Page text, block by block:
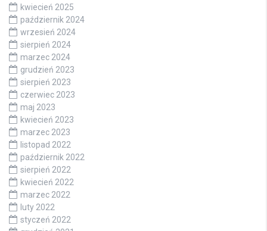
kwiecień 2025
październik 2024
wrzesień 2024
sierpień 2024
marzec 2024
grudzień 2023
sierpień 2023
czerwiec 2023
maj 2023
kwiecień 2023
marzec 2023
listopad 2022
październik 2022
sierpień 2022
kwiecień 2022
marzec 2022
luty 2022
styczeń 2022